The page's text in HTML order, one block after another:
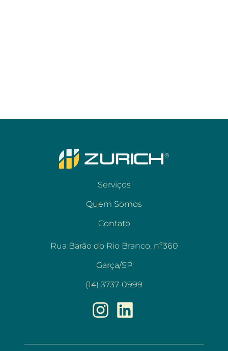
Serviços
Quem Somos
Contato
Rua Barão do Rio Branco, nº360
Garça/SP
(14) 3737-0999